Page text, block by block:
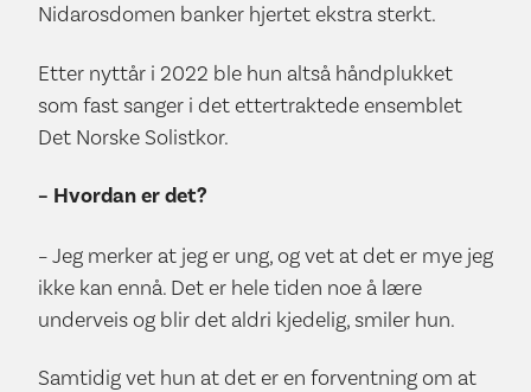
Nidarosdomen banker hjertet ekstra sterkt.
Etter nyttår i 2022 ble hun altså håndplukket
som fast sanger i det ettertraktede ensemblet
Det Norske Solistkor.
– Hvordan er det?
– Jeg merker at jeg er ung, og vet at det er mye jeg
ikke kan ennå. Det er hele tiden noe å lære
underveis og blir det aldri kjedelig, smiler hun.
Samtidig vet hun at det er en forventning om at